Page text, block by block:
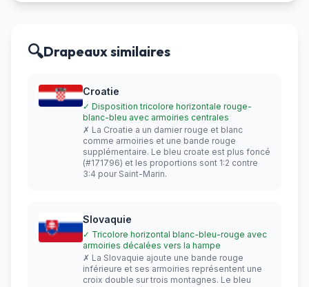
🔍Drapeaux similaires
Croatie
✓ Disposition tricolore horizontale rouge-
blanc-bleu avec armoiries centrales
✗ La Croatie a un damier rouge et blanc
comme armoiries et une bande rouge
supplémentaire. Le bleu croate est plus foncé
(#171796) et les proportions sont 1:2 contre
3:4 pour Saint-Marin.
Slovaquie
✓ Tricolore horizontal blanc-bleu-rouge avec
armoiries décalées vers la hampe
✗ La Slovaquie ajoute une bande rouge
inférieure et ses armoiries représentent une
croix double sur trois montagnes. Le bleu